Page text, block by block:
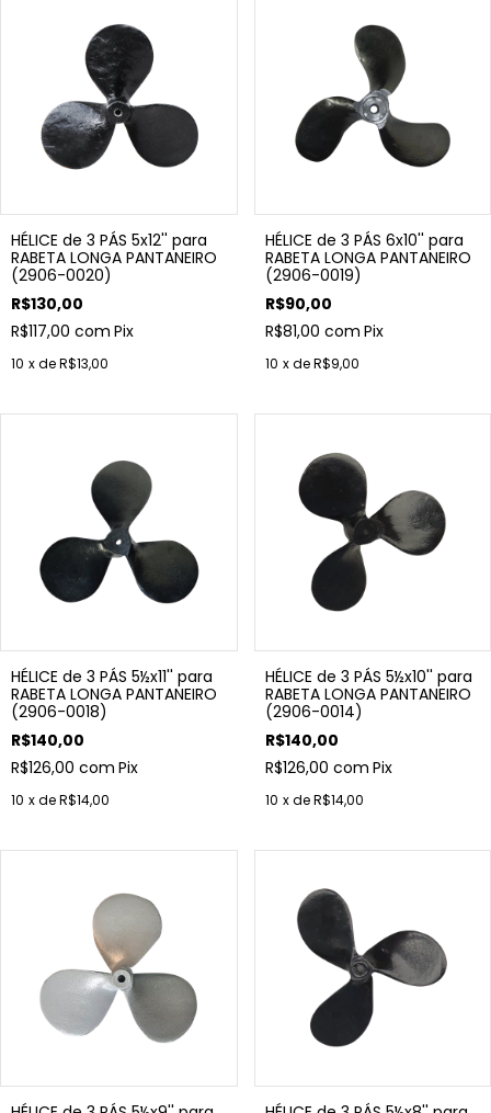
HÉLICE de 3 PÁS 5x12'' para
RABETA LONGA PANTANEIRO
(2906-0020)
R$130,00
R$117,00 com Pix
10 x deR$13,00
HÉLICE de 3 PÁS 6x10'' para
RABETA LONGA PANTANEIRO
(2906-0019)
R$90,00
R$81,00 com Pix
10 x deR$9,00
HÉLICE de 3 PÁS 5½x11'' para
RABETA LONGA PANTANEIRO
(2906-0018)
R$140,00
R$126,00 com Pix
10 x deR$14,00
HÉLICE de 3 PÁS 5½x10'' para
RABETA LONGA PANTANEIRO
(2906-0014)
R$140,00
R$126,00 com Pix
10 x deR$14,00